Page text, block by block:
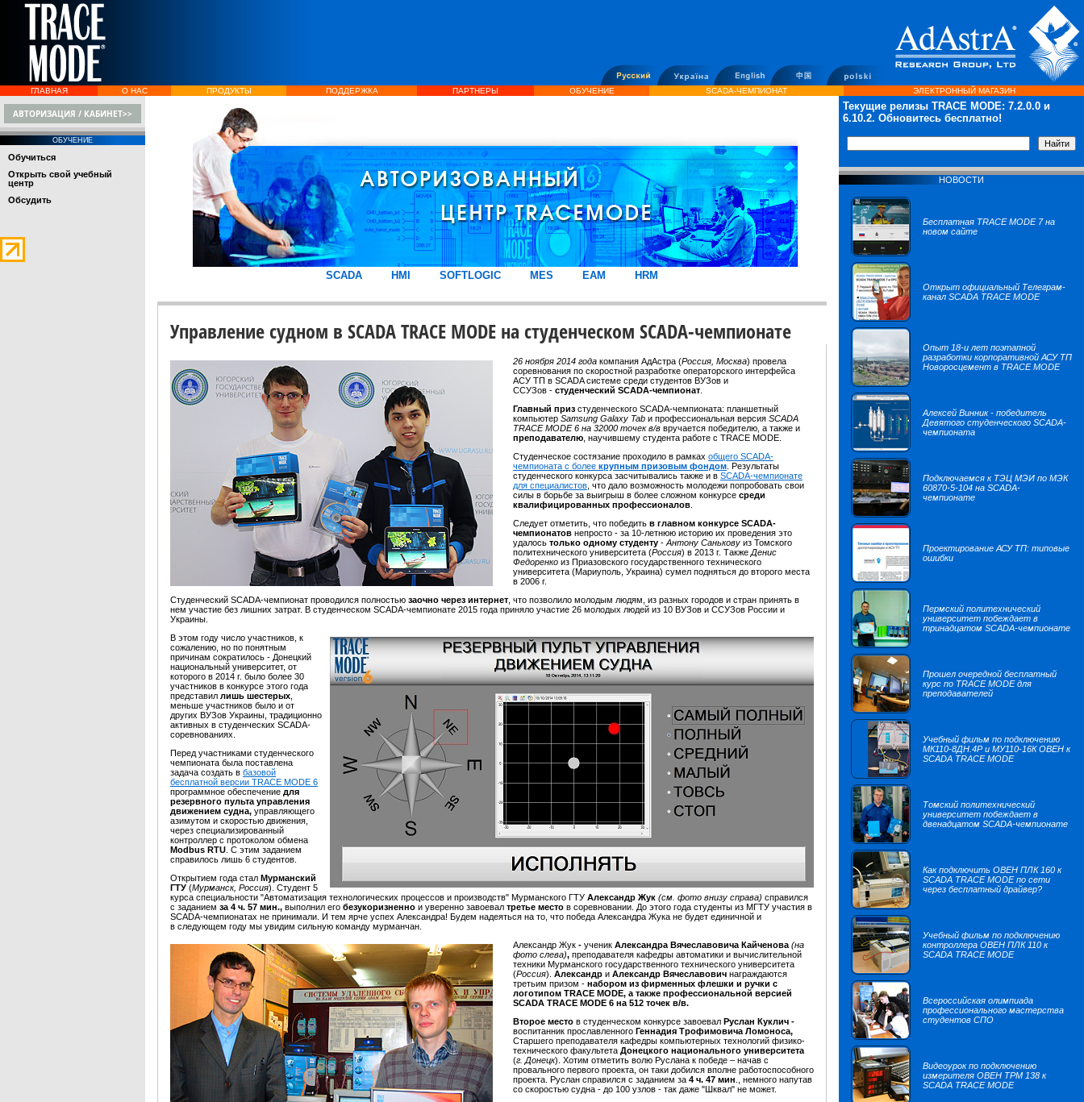
ГЛАВНАЯ О НАС ПРОДУКТЫ ПОДДЕРЖКА ПАРТНЕРЫ ОБУЧЕНИЕ SCADA-ЧЕМПИОНАТ ЭЛЕКТРОННЫЙ МАГАЗИН
АВТОРИЗАЦИЯ / КАБИНЕТ>>
ОБУЧЕНИЕ
Обучиться
Открыть свой учебный
центр
Обсудить
SCADA HMI SOFTLOGIC MES EAM HRM
Управление судном в SCADA TRACE MODE на студенческом SCADA-чемпионате
26 ноября 2014 года компания АдАстра (Россия, Москва) провела
соревнования по скоростной разработке операторского интерфейса
АСУ ТП в SCADA системе среди студентов ВУЗов и
ССУЗов - студенческий SCADA-чемпионат
Главный приз студенческого SCADA-чемпионата: планшетный
компьютер Samsung Galaxy Tab и профессиональная версия SCADA
TRACE MODE 6 на 32000 точек в/в вручается победителю, а также и
преподавателю , научившему студента работе с TRACE MODE.
Студенческое состязание проходило в рамках общего SCADA-
чемпионата с более крупным призовым фондом . Результаты
студенческого конкурса засчитывались также и в SCADA-чемпионате
для специалистов , что дало возможность молодежи попробовать свои
силы в борьбе за выигрыш в более сложном конкурсе среди
квалифицированных профессионалов
Следует отметить, что победить в главном конкурсе SCADA-
чемпионатов непросто - за 10-летнюю историю их проведения это
удалось только одному студенту - Антону Санькову из Томского
политехнического университета (Россия) в 2013 г. Также Денис
Федоренко из Приазовского государственного технического
университета (Мариуполь, Украина) сумел подняться до второго места
в 2006 г.
Студенческий SCADA-чемпионат проводился полностью заочно через интернет , что позволило молодым людям, из разных городов и стран принять в
нем участие без лишних затрат. В студенческом SCADA-чемпионате 2015 года приняло участие 26 молодых людей из 10 ВУЗов и ССУЗов России и
Украины.
В этом году число участников, к
сожалению, но по понятным
причинам сократилось - Донецкий
национальный университет, от
которого в 2014 г. было более 30
участников в конкурсе этого года
представил лишь шестерых
меньше участников было и от
других ВУЗов Украины, традиционно
активных в студенческих SCADA-
соревнованиях.
Перед участниками студенческого
чемпионата была поставлена
задача создать в базовой
бесплатной версии TRACE MODE 6
программное обеспечение для
резервного пульта управления
движением судна, управляющего
азимутом и скоростью движения,
через специализированный
контроллер с протоколом обмена
Modbus RTU . С этим заданием
справилось лишь 6 студентов.
Открытием года стал Мурманский
ГТУ (Мурманск, Россия). Студент 5
курса специальности "Автоматизация технологических процессов и производств" Мурманского ГТУ Александр Жук (см. фото внизу справа) справился
с заданием за 4 ч. 57 мин., выполнил его безукоризненно и уверенно завоевал третье место в соревновании. До этого года студенты из МГТУ участия в
SCADA-чемпионатах не принимали. И тем ярче успех Александра! Будем надеяться на то, что победа Александра Жука не будет единичной и
в следующем году мы увидим сильную команду мурманчан.
Александр Жук - ученик Александра Вячеславовича Кайченова (на
фото слева), преподавателя кафедры автоматики и вычислительной
техники Мурманского государственного технического университета
(Россия). Александр и Александр Вячеславович награждаются
третьим призом - набором из фирменных флешки и ручки с
логотипом TRACE MODE, а также профессиональной версией
SCADA TRACE MODE 6 на 512 точек в/в.
Второе место в студенческом конкурсе завоевал Руслан Куклич -
воспитанник прославленного Геннадия Трофимовича Ломоноса,
Старшего преподавателя кафедры компьютерных технологий физико-
технического факультета Донецкого национального университета
(г. Донецк). Хотим отметить волю Руслана к победе – начав с
провального первого проекта, он таки добился вполне работоспособного
проекта. Руслан справился с заданием за 4 ч. 47 мин ., немного напутав
со скоростью судна - до 100 узлов - так даже "Шквал" не может.
Текущие релизы TRACE MODE: 7.2.0.0 и
6.10.2. Обновитесь бесплатно!
НОВОСТИ
Бесплатная TRACE MODE 7 на
новом сайте
Открыт официальный Телеграм-
канал SCADA TRACE MODE
Опыт 18-и лет поэтапной
разработки корпоративной АСУ ТП
Новоросцемент в TRACE MODE
Алексей Винник - победитель
Девятого студенческого SCADA-
чемпионата
Подключаемся к ТЭЦ МЭИ по МЭК
60870-5-104 на SCADA-
чемпионате
Проектирование АСУ ТП: типовые
ошибки
Пермский политехнический
университет побеждает в
тринадцатом SCADA-чемпионате
Прошел очередной бесплатный
курс по TRACE MODE для
преподавателей
Учебный фильм по подключению
МК110-8ДН.4Р и МУ110-16К ОВЕН к
SCADA TRACE MODE
Томский политехнический
университет побеждает в
двенадцатом SCADA-чемпионате
Как подключить ОВЕН ПЛК 160 к
SCADA TRACE MODE по сети
через бесплатный драйвер?
Учебный фильм по подключению
контроллера ОВЕН ПЛК 110 к
SCADA TRACE MODE
Всероссийская олимпиада
профессионального мастерства
студентов СПО
Видеоурок по подключению
измерителя ОВЕН ТРМ 138 к
SCADA TRACE MODE